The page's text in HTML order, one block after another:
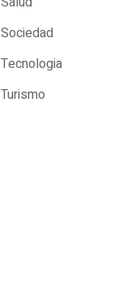
Sociedad
Tecnologia
Turismo